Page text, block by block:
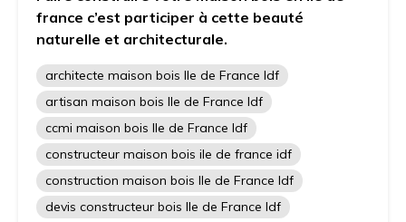
france c’est participer à cette beauté
naturelle et architecturale.
architecte maison bois Ile de France Idf
artisan maison bois Ile de France Idf
ccmi maison bois Ile de France Idf
constructeur maison bois ile de france idf
construction maison bois Ile de France Idf
devis constructeur bois Ile de France Idf